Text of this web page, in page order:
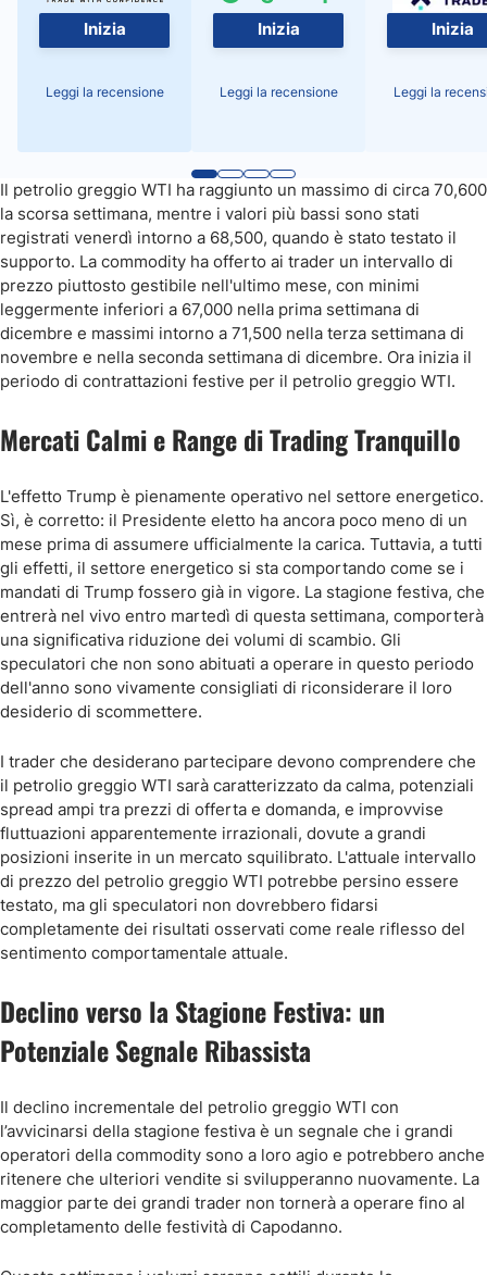
Inizia
Leggi la recensione
Inizia
Leggi la recensione
Inizia
Leggi la
Il petrolio greggio WTI ha raggiunto un massimo di circa 70,600
la scorsa settimana, mentre i valori più bassi sono stati
registrati venerdì intorno a 68,500, quando è stato testato il
supporto. La commodity ha offerto ai trader un intervallo di
prezzo piuttosto gestibile nell'ultimo mese, con minimi
leggermente inferiori a 67,000 nella prima settimana di
dicembre e massimi intorno a 71,500 nella terza settimana di
novembre e nella seconda settimana di dicembre. Ora inizia il
periodo di contrattazioni festive per il petrolio greggio WTI.
Mercati Calmi e Range di Trading Tranquillo
L'effetto Trump è pienamente operativo nel settore energetico.
Sì, è corretto: il Presidente eletto ha ancora poco meno di un
mese prima di assumere ufficialmente la carica. Tuttavia, a tutti
gli effetti, il settore energetico si sta comportando come se i
mandati di Trump fossero già in vigore. La stagione festiva, che
entrerà nel vivo entro martedì di questa settimana, comporterà
una significativa riduzione dei volumi di scambio. Gli
speculatori che non sono abituati a operare in questo periodo
dell'anno sono vivamente consigliati di riconsiderare il loro
desiderio di scommettere.
I trader che desiderano partecipare devono comprendere che
il petrolio greggio WTI sarà caratterizzato da calma, potenziali
spread ampi tra prezzi di offerta e domanda, e improvvise
fluttuazioni apparentemente irrazionali, dovute a grandi
posizioni inserite in un mercato squilibrato. L'attuale intervallo
di prezzo del petrolio greggio WTI potrebbe persino essere
testato, ma gli speculatori non dovrebbero fidarsi
completamente dei risultati osservati come reale riflesso del
sentimento comportamentale attuale.
Declino verso la Stagione Festiva: un
Potenziale Segnale Ribassista
Il declino incrementale del petrolio greggio WTI con
l’avvicinarsi della stagione festiva è un segnale che i grandi
operatori della commodity sono a loro agio e potrebbero anche
ritenere che ulteriori vendite si svilupperanno nuovamente. La
maggior parte dei grandi trader non tornerà a operare fino al
completamento delle festività di Capodanno.